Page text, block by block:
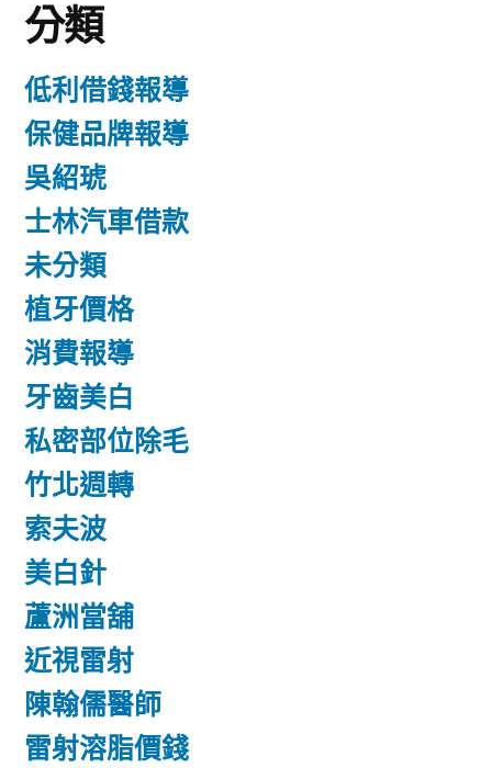
分類
低利借錢報導
保健品牌報導
吳紹琥
士林汽車借款
未分類
植牙價格
消費報導
牙齒美白
私密部位除毛
竹北週轉
索夫波
美白針
蘆洲當舖
近視雷射
陳翰儒醫師
雷射溶脂價錢